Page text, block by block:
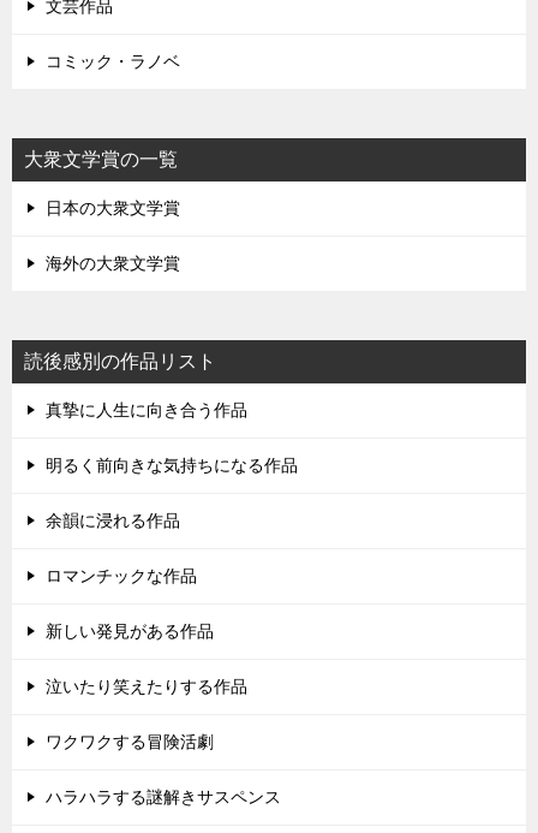
文芸作品
コミック・ラノベ
大衆文学賞の一覧
日本の大衆文学賞
海外の大衆文学賞
読後感別の作品リスト
真摯に人生に向き合う作品
明るく前向きな気持ちになる作品
余韻に浸れる作品
ロマンチックな作品
新しい発見がある作品
泣いたり笑えたりする作品
ワクワクする冒険活劇
ハラハラする謎解きサスペンス